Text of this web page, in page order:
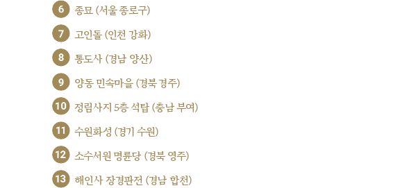
6 종묘 (서울 종로구)
7 고인돌 (인천 강화)
8 통도사 (경남 양산)
9 양동 민속마을 (경북 경주)
10 정림사지 5층 석탑 (충남 부여)
11 수원화성 (경기 수원)
12 소수서원 명륜당 (경북 영주)
13 해인사 장경판전 (경남 합천)